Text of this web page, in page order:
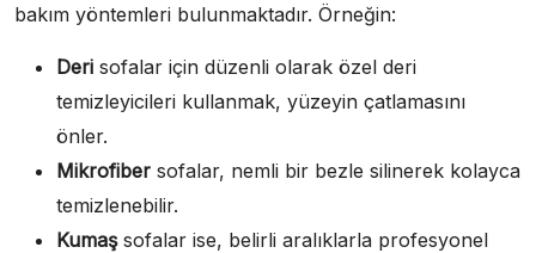
bakım yöntemleri bulunmaktadır. Örneğin:
Deri sofalar için düzenli olarak özel deri
temizleyicileri kullanmak, yüzeyin çatlamasını
önler.
Mikrofiber sofalar, nemli bir bezle silinerek kolayca
temizlenebilir.
Kumaşsofalar ise, belirli aralıklarla profesyonel